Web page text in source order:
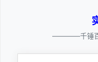
————千锤